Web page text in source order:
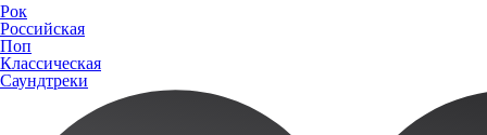
Рок
Российская
Поп
Классическая
Саундтреки